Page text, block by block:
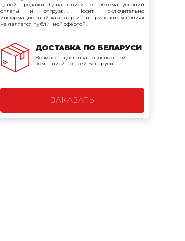
ценой продажи. Цена зависит от объема, условий
оплаты и отгрузки. Носит исключительно
информационный характер и ни при каких условиях
не является публичной офертой.
ДОСТАВКА ПО БЕЛАРУСИ
Возможна доставка транспортной
компанией по всей Беларуси.
ЗАКАЗАТЬ